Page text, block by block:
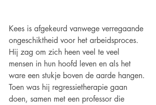
Kees is afgekeurd vanwege verregaande
ongeschiktheid voor het arbeidsproces.
Hij zag om zich heen veel te veel
mensen in hun hoofd leven en als het
ware een stukje boven de aarde hangen.
Toen was hij regressietherapie gaan
doen, samen met een professor die